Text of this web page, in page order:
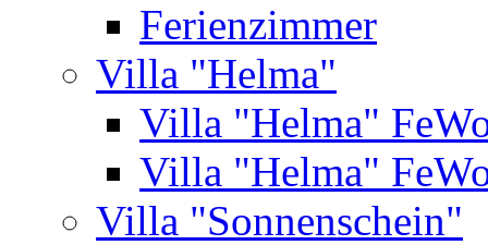
Ferienzimmer
Villa "Helma"
Villa "Helma"
Villa "Helma"
Villa "Sonnenschein"